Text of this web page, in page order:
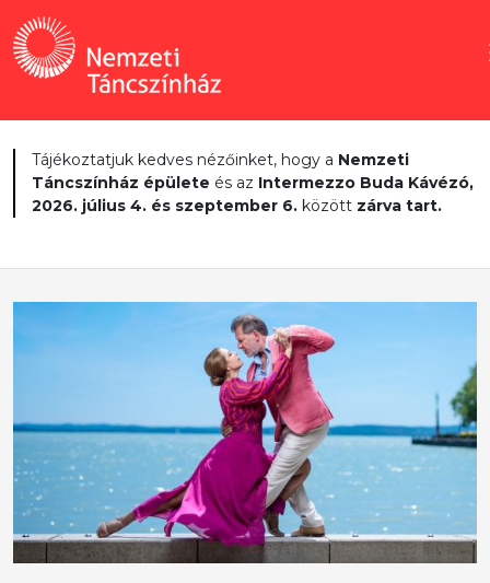
Tájékoztatjuk kedves nézőinket, hogy a Nemzeti
Táncszínház épülete és az Intermezzo Buda Kávézó,
2026. július 4. és szeptember 6. között zárva tart.